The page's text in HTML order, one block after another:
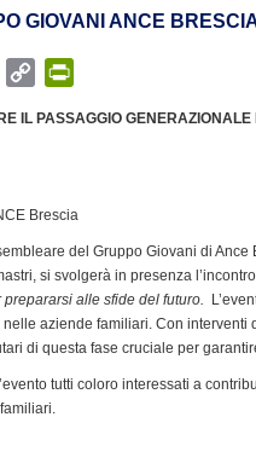
GIOVANI ANCE
C
p
i
n
k
i
F
r
i
e
n
l
IL PASSAGGIO
Brescia
del Gruppo Giovani di
si svolgerà in presenza
alle sfide del futuro.
aziende familiari. Con interventi
di questa fase cruciale per
tutti coloro interessati a